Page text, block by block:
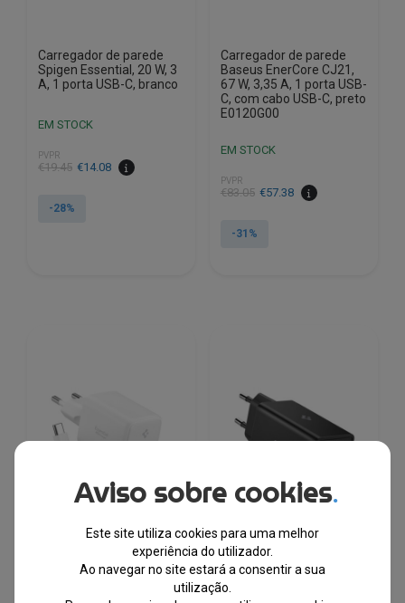
Carregador de parede
Spigen Essential, 20 W, 3
A, 1 porta USB-C, branco
EM STOCK
PVPR
€19.45
O
original
€14.08
O
atual
-28%
Carregador de parede
Baseus EnerCore CJ21,
67 W, 3,35 A, 1 porta USB-
C, com cabo USB-C, preto
E0120G00
EM STOCK
PVPR
€83.05
O
original
€57.38
O
atual
-31%
Carregador de parede
Carregador de parede
Spigen Essential, 67 W,
Aviso sobre cookies.
Este site utiliza cookies para uma melhor
experiência do utilizador.
Ao navegar no site estará a consentir a sua
utilização.